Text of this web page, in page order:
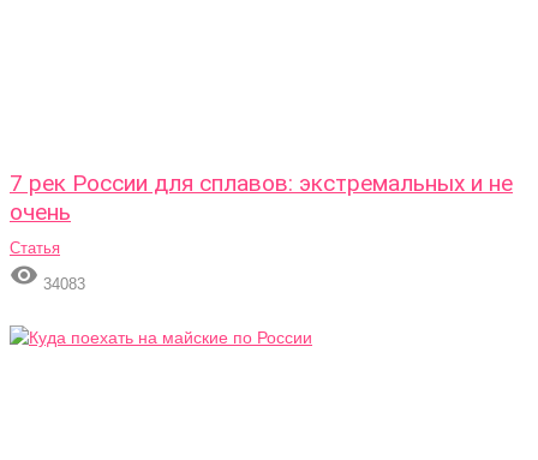
7 рек России для сплавов: экстремальных и не
очень
Статья
 34083